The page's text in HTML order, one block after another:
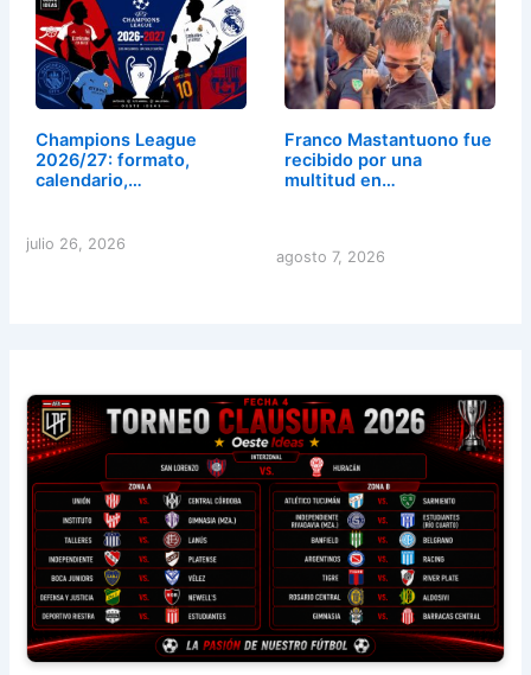
Champions League
2026/27: formato,
calendario,…
julio 26, 2026
Franco Mastantuono fue
recibido por una
multitud en…
agosto 7, 2026